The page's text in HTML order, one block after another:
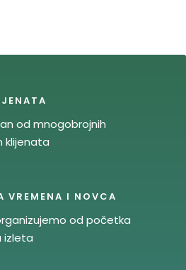
od mnogobrojnih
klijenata
VREMENA I NOVCA
od početka
izleta